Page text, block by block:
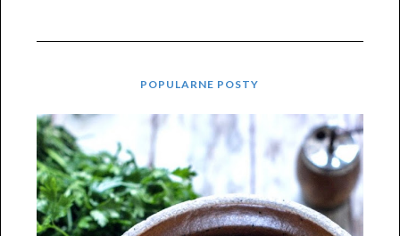
POPULARNE POSTY